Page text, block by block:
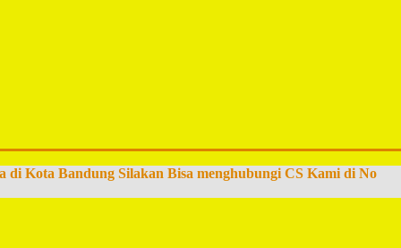
di Kota Bandung Silakan Bisa menghubungi CS Kami di No